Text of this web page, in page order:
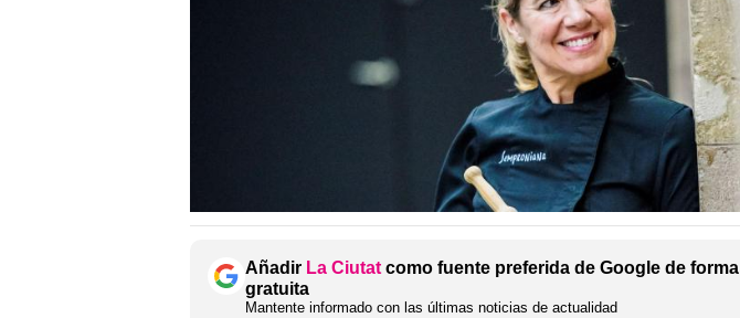
Añadir La Ciutat como fuente preferida de Google de forma
gratuita
Mantente informado con las últimas noticias de actualidad